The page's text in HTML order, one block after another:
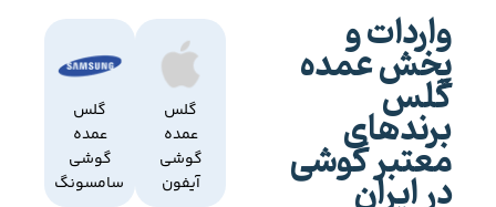
واردات و
پخش عمده
گلس
برندهای
معتبر گوشی
گلس
عمده
گوشی
آیفون
گلس
عمده
گوشی
سامسونگ